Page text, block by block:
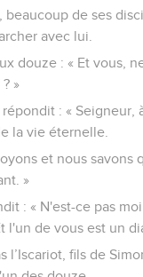
beaucoup de ses
avec lui.
douze : « Et vous,
»
: « Seigneur,
la vie éternelle.
et nous savons
»
: « N'est-ce pas
l'un de vous est un
l’Iscariot, fils de